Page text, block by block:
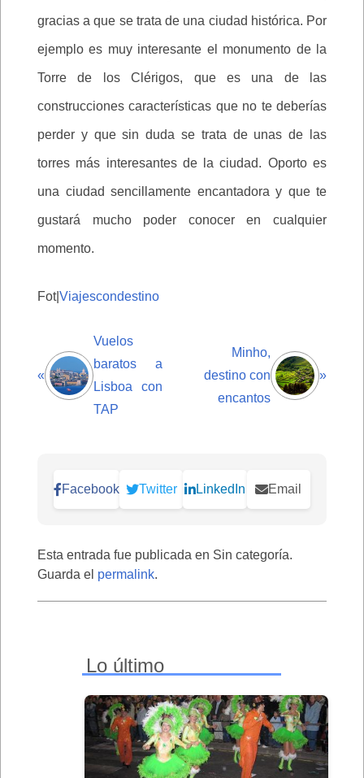
gracias a que se trata de una ciudad histórica. Por
ejemplo es muy interesante el monumento de la
Torre de los Clérigos, que es una de las
construcciones características que no te deberías
perder y que sin duda se trata de unas de las
torres más interesantes de la ciudad. Oporto es
una ciudad sencillamente encantadora y que te
gustará mucho poder conocer en cualquier
momento.
Fot|Viajescondestino
«
Vuelos
baratos a
Lisboa con
TAP
Minho,
destino con
encantos
»
Facebook Twitter LinkedIn Email
Esta entrada fue publicada en Sin categoría.
Guarda el permalink.
Lo último